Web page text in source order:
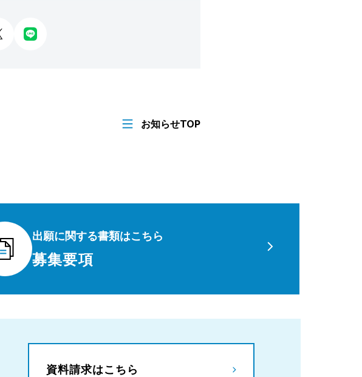
お知らせTOP
出願に関する書類はこちら
募集要項
資料請求はこちら